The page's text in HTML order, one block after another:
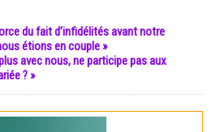
du fait d’infidélités avant notre
étions en couple »
avec nous, ne participe pas aux
? »